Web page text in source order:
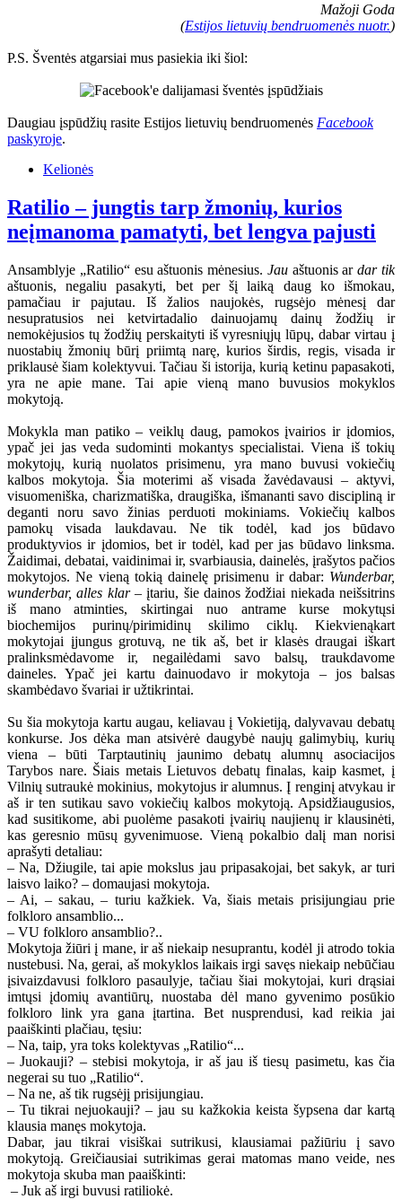
Mažoji Goda
(Estijos lietuvių bendruomenės nuotr.)
P.S. Šventės atgarsiai mus pasiekia iki šiol:
Daugiau įspūdžių rasite Estijos lietuvių bendruomenės Facebook
paskyroje.
Kelionės
Ratilio – jungtis tarp žmonių, kurios
neįmanoma pamatyti, bet lengva pajusti
Ansamblyje „Ratilio“ esu aštuonis mėnesius. Jauaštuonis ardar tik
aštuonis, negaliu pasakyti, bet per šį laiką daug ko išmokau,
pamačiau ir pajutau. Iš žalios naujokės, rugsėjo mėnesį dar
nesupratusios nei ketvirtadalio dainuojamų dainų žodžių ir
nemokėjusios tų žodžių perskaityti iš vyresniųjų lūpų, dabar virtau į
nuostabių žmonių būrį priimtą narę, kurios širdis, regis, visada ir
priklausė šiam kolektyvui. Tačiau ši istorija, kurią ketinu papasakoti,
yra ne apie mane. Tai apie vieną mano buvusios mokyklos
mokytoją.
Mokykla man patiko – veiklų daug, pamokos įvairios ir įdomios,
ypač jei jas veda sudominti mokantys specialistai. Viena iš tokių
mokytojų, kurią nuolatos prisimenu, yra mano buvusi vokiečių
kalbos mokytoja. Šia moterimi aš visada žavėdavausi – aktyvi,
visuomeniška, charizmatiška, draugiška, išmananti savo discipliną ir
deganti noru savo žinias perduoti mokiniams. Vokiečių kalbos
pamokų visada laukdavau. Ne tik todėl, kad jos būdavo
produktyvios ir įdomios, bet ir todėl, kad per jas būdavo linksma.
Žaidimai, debatai, vaidinimai ir, svarbiausia, dainelės, įrašytos pačios
mokytojos. Ne vieną tokią dainelę prisimenu ir dabar: Wunderbar,
wunderbar, alles klar– įtariu, šie dainos žodžiai niekada neišsitrins
iš mano atminties, skirtingai nuo antrame kurse mokytųsi
biochemijos purinų/pirimidinų skilimo ciklų. Kiekvienąkart
mokytojai įjungus grotuvą, ne tik aš, bet ir klasės draugai iškart
pralinksmėdavome ir, negailėdami savo balsų, traukdavome
daineles. Ypač jei kartu dainuodavo ir mokytoja – jos balsas
skambėdavo švariai ir užtikrintai.
Su šia mokytoja kartu augau, keliavau į Vokietiją, dalyvavau debatų
konkurse. Jos dėka man atsivėrė daugybė naujų galimybių, kurių
viena – būti Tarptautinių jaunimo debatų alumnų asociacijos
Tarybos nare. Šiais metais Lietuvos debatų finalas, kaip kasmet, į
Vilnių sutraukė mokinius, mokytojus ir alumnus. Į renginį atvykau ir
aš ir ten sutikau savo vokiečių kalbos mokytoją. Apsidžiaugusios,
kad susitikome, abi puolėme pasakoti įvairių naujienų ir klausinėti,
kas geresnio mūsų gyvenimuose. Vieną pokalbio dalį man norisi
aprašyti detaliau:
– Na, Džiugile, tai apie mokslus jau pripasakojai, bet sakyk, ar turi
laisvo laiko? – domaujasi mokytoja.
– Ai, – sakau, – turiu kažkiek. Va, šiais metais prisijungiau prie
folkloro ansamblio...
– VU folkloro ansamblio?..
Mokytoja žiūri į mane, ir aš niekaip nesuprantu, kodėl ji atrodo tokia
nustebusi. Na, gerai, aš mokyklos laikais irgi savęs niekaip nebūčiau
įsivaizdavusi folkloro pasaulyje, tačiau šiai mokytojai, kuri drąsiai
imtųsi įdomių avantiūrų, nuostaba dėl mano gyvenimo posūkio
folkloro link yra gana įtartina. Bet nusprendusi, kad reikia jai
paaiškinti plačiau, tęsiu:
– Na, taip, yra toks kolektyvas „Ratilio“...
– Juokauji? – stebisi mokytoja, ir aš jau iš tiesų pasimetu, kas čia
negerai su tuo „Ratilio“.
– Na ne, aš tik rugsėjį prisijungiau.
– Tu tikrai nejuokauji? – jau su kažkokia keista šypsena dar kartą
klausia manęs mokytoja.
Dabar, jau tikrai visiškai sutrikusi, klausiamai pažiūriu į savo
mokytoją. Greičiausiai sutrikimas gerai matomas mano veide, nes
mokytoja skuba man paaiškinti:
– Juk aš irgi buvusi ratiliokė.